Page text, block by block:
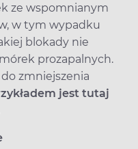
ze wspomnianym
w tym wypadku
blokady nie
prozapalnych.
zmniejszenia
jest tutaj